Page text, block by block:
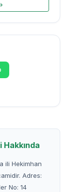
ili Hekimhan
Adres:
No: 14